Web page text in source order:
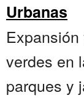
Urbanas
verdes en
parques y